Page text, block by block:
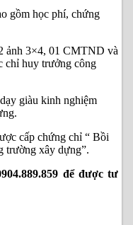
gồm học phí, chứng
ảnh 3×4, 01 CMTND và
chỉ huy trưởng công
giàu kinh nghiệm
cấp chứng chỉ “ Bồi
trường xây dựng”.
để được tư